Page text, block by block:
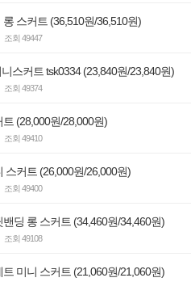
스커트 (36,510원/36,510원)
조회 49447
스커트 tsk0334 (23,840원/23,840원)
조회 49374
(28,000원/28,000원)
조회 49410
스커트 (26,000원/26,000원)
조회 49400
딩 롱 스커트 (34,460원/34,460원)
조회 49108
미니 스커트 (21,060원/21,060원)